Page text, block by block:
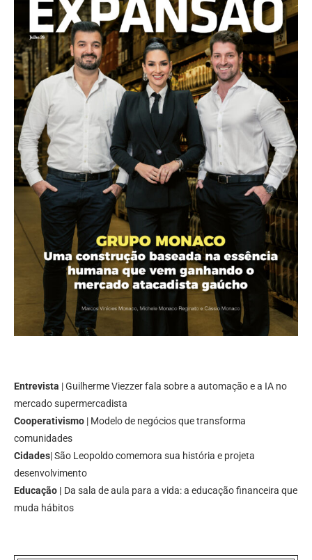
Entrevista | Guilherme Viezzer fala sobre a automação e a IA no
mercado supermercadista
Cooperativismo | Modelo de negócios que transforma
comunidades
Cidades| São Leopoldo comemora sua história e projeta
desenvolvimento
Educação | Da sala de aula para a vida: a educação financeira que
muda hábitos